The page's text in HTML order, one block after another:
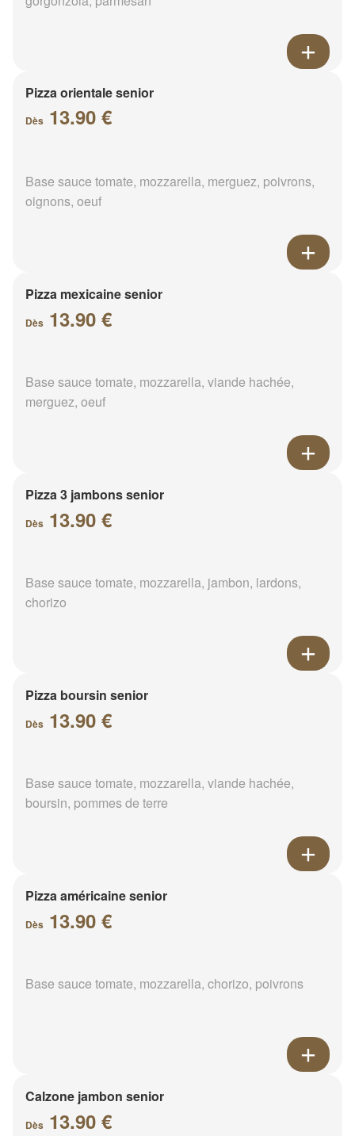
Pizza orientale senior
Dès 13.90 €
Base sauce tomate, mozzarella, merguez, poivrons,
oignons, oeuf
Pizza mexicaine senior
Dès 13.90 €
Base sauce tomate, mozzarella, viande hachée,
merguez, oeuf
Pizza 3 jambons senior
Dès 13.90 €
Base sauce tomate, mozzarella, jambon, lardons,
chorizo
Pizza boursin senior
Dès 13.90 €
Base sauce tomate, mozzarella, viande hachée,
boursin, pommes de terre
Pizza américaine senior
Dès 13.90 €
Base sauce tomate, mozzarella, chorizo, poivrons
Calzone jambon senior
Dès 13.90 €